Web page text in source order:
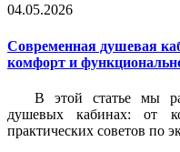
04.05.2026
Современная душевая
комфорт и
В этой статье мы
душевых кабинах: от
практических советов по